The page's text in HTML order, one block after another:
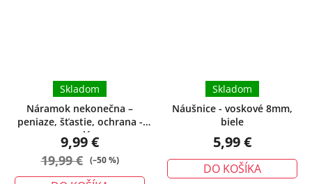
Náramok nekonečna –
peniaze, šťastie, ochrana -
malý
Skladom
9,99 €
19,99 € (–50 %)
Náušnice - voskové 8mm,
biele
Skladom
5,99 €
DO KOŠÍKA